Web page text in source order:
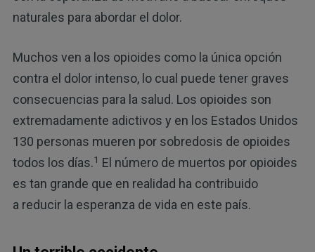
naturales para abordar el dolor.
Muchos ven a los opioides como la única opción
contra el dolor intenso, lo cual puede tener graves
consecuencias para la salud. Los opioides son
extremadamente adictivos y en los Estados Unidos
130 personas mueren por sobredosis de opioides
todos los días.1 El número de muertos por opioides
es tan grande que en realidad ha contribuido
a reducir la esperanza de vida en este país.